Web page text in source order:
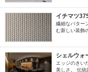
イチマツ
繊細なパター
む新しい装飾
シェルウォ
エッジのきい
美しさ。 伝統